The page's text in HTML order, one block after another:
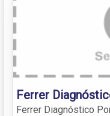
Ferrer
Ferrer Diagnóstico